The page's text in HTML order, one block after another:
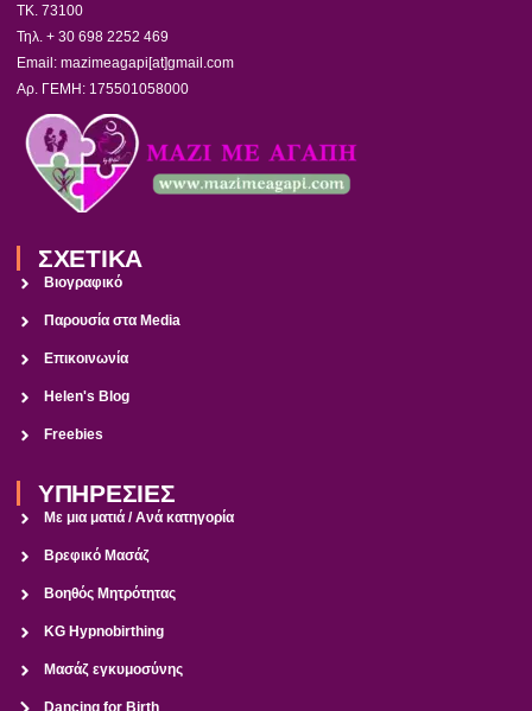
ΤΚ. 73100
Τηλ. + 30 698 2252 469
Email: mazimeagapi[at]gmail.com
Αρ. ΓΕΜΗ: 175501058000
ΣΧΕΤΙΚΑ
Βιογραφικό
Παρουσία στα Media
Επικοινωνία
Helen's Blog
Freebies
ΥΠΗΡΕΣΙΕΣ
Με μια ματιά / Ανά κατηγορία
Βρεφικό Μασάζ
Βοηθός Μητρότητας
KG Hypnobirthing
Μασάζ εγκυμοσύνης